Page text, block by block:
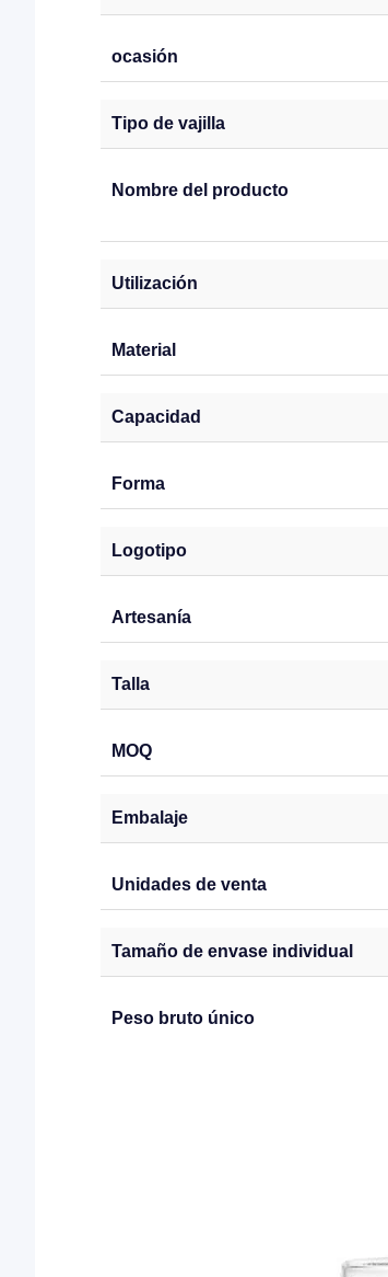
ocasión
Tipo de vajilla
Nombre del producto
Utilización
Material
Capacidad
Forma
Logotipo
Artesanía
Talla
MOQ
Embalaje
Unidades de venta
Tamaño de envase individual
Peso bruto único